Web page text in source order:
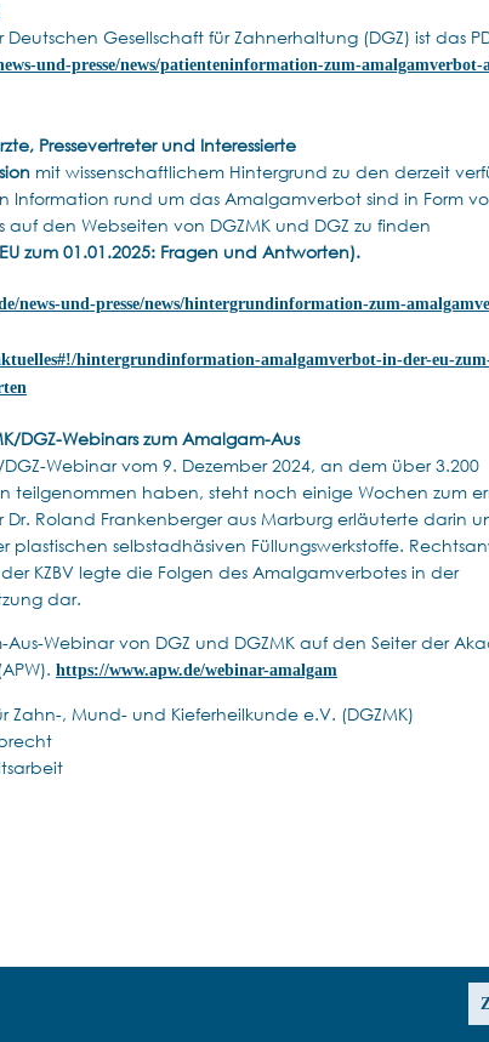
Gesellschaft für Zahnerhaltung (DGZ) ist das
und-presse/news/patienteninformation-zum-amalgamverbot-
Pressevertreter und Interessierte
mit wissenschaftlichem Hintergrund zu den derzeit
Information rund um das Amalgamverbot sind in Form
den Webseiten von DGZMK und DGZ zu finden
zum 01.01.2025: Fragen und Antworten).
news-und-presse/news/hintergrundinformation-zum-
hintergrundinformation-amalgamverbot-in-der-eu-
DGZ-Webinars zum Amalgam-Aus
DGZ-Webinar vom 9. Dezember 2024, an dem über 3.200
teilgenommen haben, steht noch einige Wochen zum
Dr. Roland Frankenberger aus Marburg erläuterte darin
plastischen selbstadhäsiven Füllungswerkstoffe.
KZBV legte die Folgen des Amalgamverbotes in der
dar.
Webinar von DGZ und DGZMK auf den Seiter der
https://www.apw.de/webinar-amalgam
Zahn-, Mund- und Kieferheilkunde e.V. (DGZMK)